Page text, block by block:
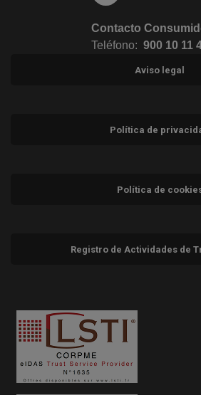
Contacto
Teléfono: 900 10 11
Aviso legal
Política de
Política de
Registro de Actividades de